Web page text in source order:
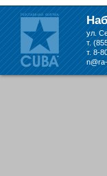
складе в
ул.
т.
т. 8-